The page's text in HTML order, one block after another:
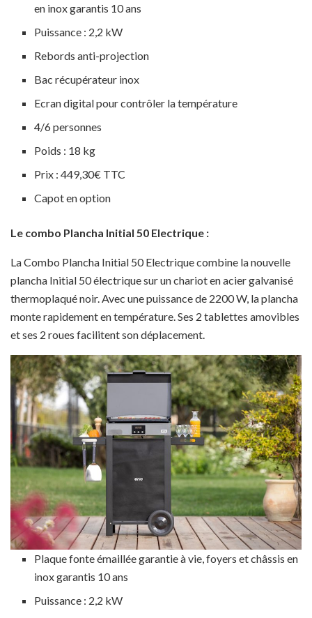
en inox garantis 10 ans
Puissance : 2,2 kW
Rebords anti-projection
Bac récupérateur inox
Ecran digital pour contrôler la température
4/6 personnes
Poids : 18 kg
Prix : 449,30€ TTC
Capot en option
Le combo Plancha Initial 50 Electrique :
La Combo Plancha Initial 50 Electrique combine la nouvelle
plancha Initial 50 électrique sur un chariot en acier galvanisé
thermoplaqué noir. Avec une puissance de 2200 W, la plancha
monte rapidement en température. Ses 2 tablettes amovibles
et ses 2 roues facilitent son déplacement.
Plaque fonte émaillée garantie à vie, foyers et châssis en
inox garantis 10 ans
Puissance : 2,2 kW